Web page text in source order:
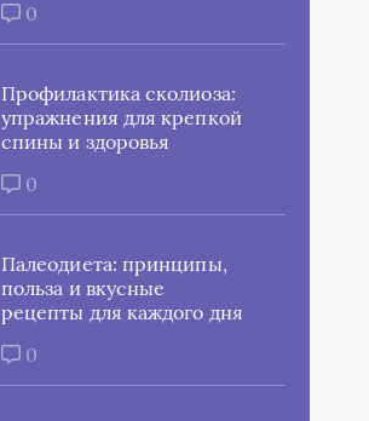
0
Профилактика сколиоза:
упражнения для крепкой
спины и здоровья
0
Палеодиета: принципы,
польза и вкусные
рецепты для каждого дня
0